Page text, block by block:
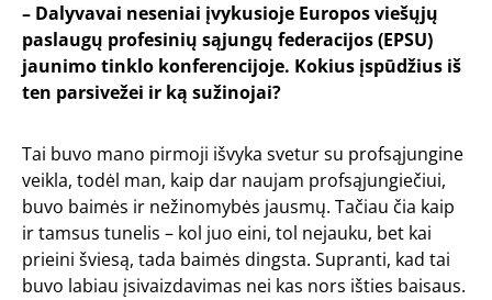
– Dalyvavai neseniai įvykusioje Europos viešųjų
paslaugų profesinių sąjungų federacijos (EPSU)
jaunimo tinklo konferencijoje. Kokius įspūdžius iš
ten parsivežei ir ką sužinojai?
Tai buvo mano pirmoji išvyka svetur su profsąjungine
veikla, todėl man, kaip dar naujam profsąjungiečiui,
buvo baimės ir nežinomybės jausmų. Tačiau čia kaip
ir tamsus tunelis – kol juo eini, tol nejauku, bet kai
prieini šviesą, tada baimės dingsta. Supranti, kad tai
buvo labiau įsivaizdavimas nei kas nors išties baisaus.